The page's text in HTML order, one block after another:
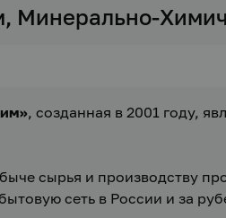
Минерально-
, созданная в 2001 году,
сырья и производству
сеть в России и за